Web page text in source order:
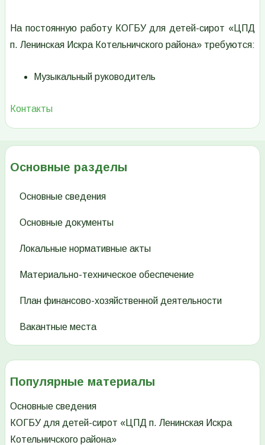
На постоянную работу КОГБУ для детей-сирот «ЦПД
п. Ленинская Искра Котельничского района» требуются:
Музыкальный руководитель
Контакты
Основные разделы
Основные сведения
Основные документы
Локальные нормативные акты
Материально-техническое обеспечение
План финансово-хозяйственной деятельности
Вакантные места
Популярные материалы
Основные сведения
КОГБУ для детей-сирот «ЦПД п. Ленинская Искра
Котельничского района»